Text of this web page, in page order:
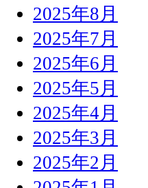
2025年8月
2025年7月
2025年6月
2025年5月
2025年4月
2025年3月
2025年2月